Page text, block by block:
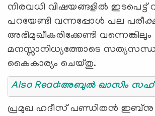
നിരവധി വിഷയങ്ങളിൽ ഇടപെട്ട്
പറയേണ്ടി വന്നപ്പോൾ പല
അഭിമുഖീകരിക്കേണ്ടി വന്നെങ്കിലും
മനസ്സാനിധ്യത്തോടെ
കൈകാര്യം ചെയ്തു.
Also Read:അബുൽ ഖാസിം
പ്രമുഖ ഹദീസ് പണ്ഡിതൻ